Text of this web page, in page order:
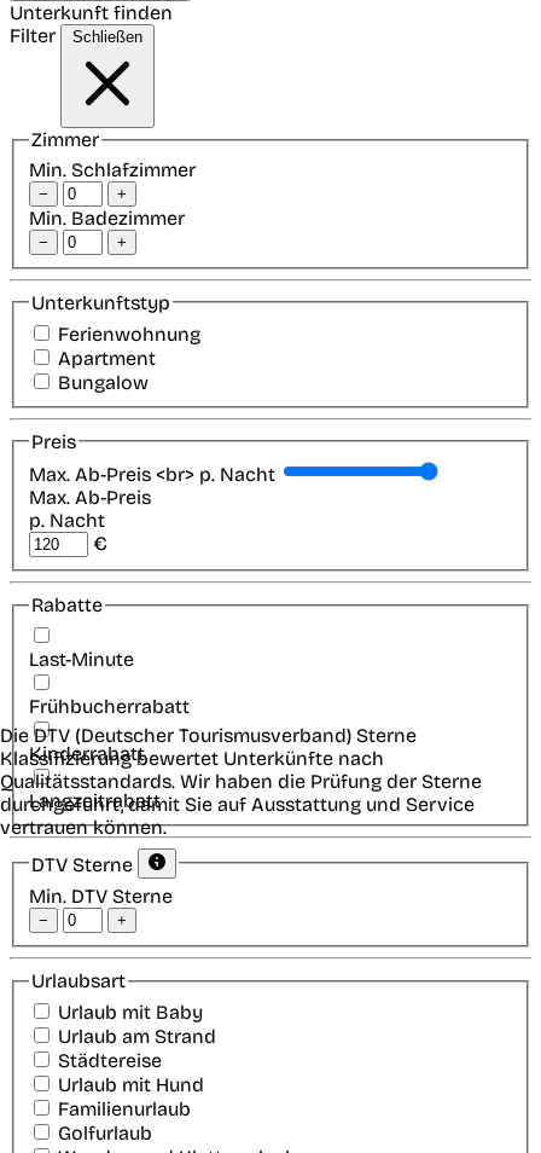
Unterkunft finden
Filter
Schließen
Zimmer
Min. Schlafzimmer
− +
Min. Badezimmer
− +
Unterkunftstyp
Ferienwohnung
Apartment
Bungalow
Preis
Max. Ab-Preis <br> p. Nacht
Max. Ab-Preis
p. Nacht
€
Rabatte
Last-Minute
Frühbucherrabatt
Kinderrabatt
Langzeitrabatt
DTV Sterne
Min. DTV Sterne
− +
Die DTV (Deutscher Tourismusverband) Sterne
Klassifizierung bewertet Unterkünfte nach
Qualitätsstandards. Wir haben die Prüfung der Sterne
durchgeführt, damit Sie auf Ausstattung und Service
vertrauen können.
Urlaubsart
Urlaub mit Baby
Urlaub am Strand
Städtereise
Urlaub mit Hund
Familienurlaub
Golfurlaub